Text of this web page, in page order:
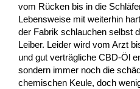
vom Rücken bis in die
Lebensweise mit weiterhin
der Fabrik schlauchen selbst
Leiber. Leider wird vom Arzt
und gut verträgliche CBD-Öl
sondern immer noch die
chemischen Keule, doch